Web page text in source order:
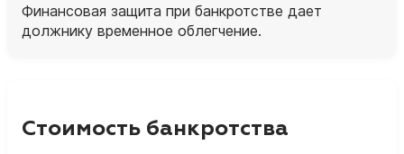
Финансовая защита при банкротстве дает
должнику временное облегчение.
Стоимость банкротства